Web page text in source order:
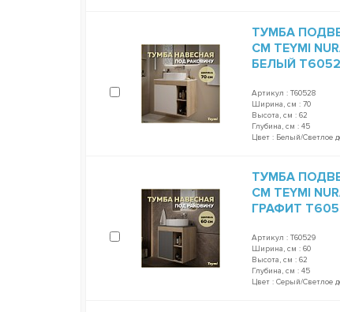
ТУМБА
СМ TEYMI
БЕЛЫЙ
Артикул : T60528
Ширина, см : 70
Высота, см : 62
Глубина, см : 45
Цвет : Белый/Светлое
ТУМБА
СМ TEYMI
ГРАФИТ
Артикул : T60529
Ширина, см : 60
Высота, см : 62
Глубина, см : 45
Цвет : Серый/Светлое